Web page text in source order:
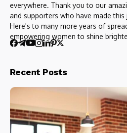
everywhere. Thank you to our
and supporters who have made
Here's to many more years of
empowering women to shine
Recent Posts